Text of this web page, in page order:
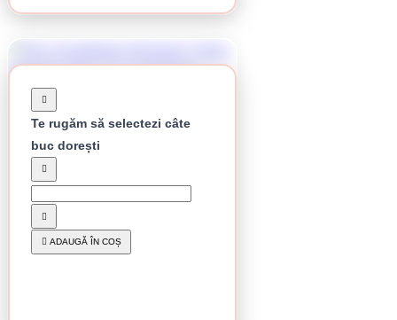
Disc de debitare Klingspor, Edge Special, 125
x 1,2 x 22,23 mm
12.80 lei / buc
Te rugăm să selectezi câte
buc dorești
ADAUGĂ ÎN COȘ